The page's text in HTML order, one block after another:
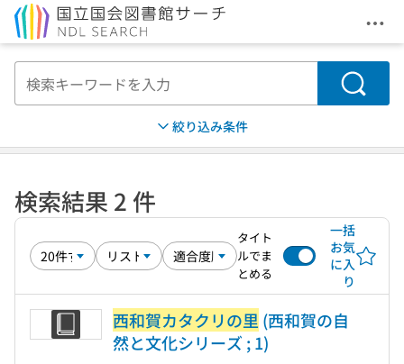
メ
検索
絞り込み条件
検索結果 2 件
タイト
ルでま
とめる
一括
お気
に入
り
西和賀カタクリの里 (西和賀の自
然と文化シリーズ ; 1)